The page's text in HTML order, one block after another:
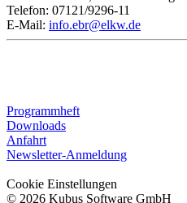
Telefon: 07121/9296-11
E-Mail: info.ebr@elkw.de
Programmheft
Downloads
Anfahrt
Newsletter-Anmeldung
Cookie Einstellungen
© 2026 Kubus Software GmbH